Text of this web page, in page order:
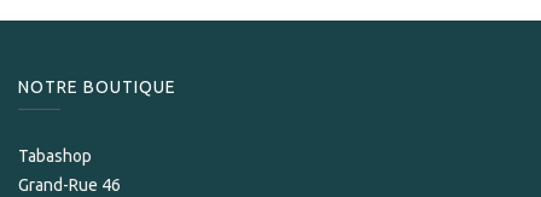
NOTRE BOUTIQUE
Tabashop
Grand-Rue 46